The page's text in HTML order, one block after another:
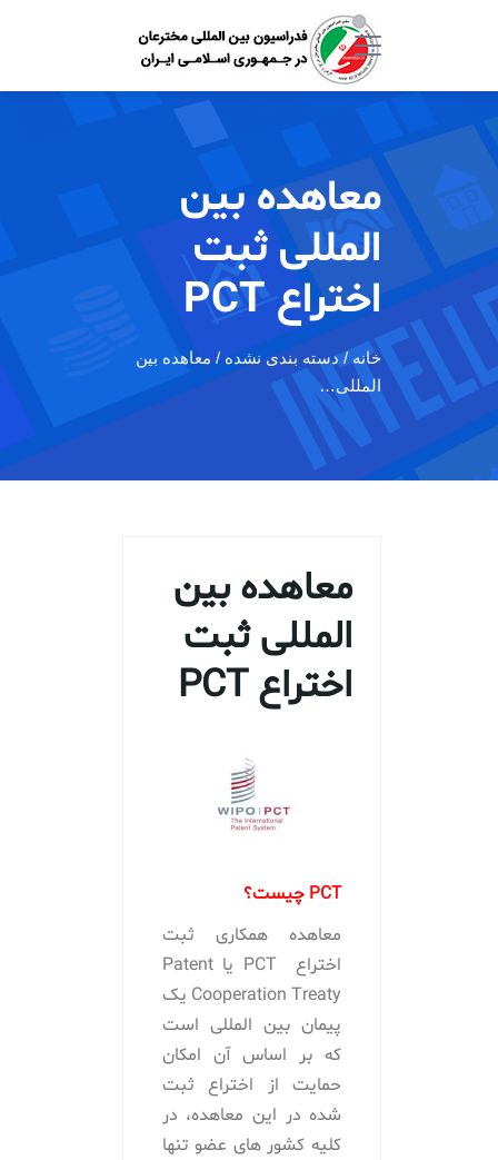
معاهده بین
المللی ثبت
اختراع PCT
خانه / دسته بندی نشده / معاهده بین
المللی…
معاهده بین
المللی ثبت
اختراع PCT
PCT چیست؟
معاهده همکاری ثبت
اختراع PCT یا Patent
Cooperation Treaty یک
پیمان بین المللی است
که بر اساس آن امکان
حمایت از اختراع ثبت
شده در این معاهده، در
کلیه کشور های عضو تنها